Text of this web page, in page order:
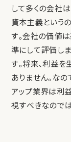
して多くの会社
資本主義という
す。会社の価値
準にして評価し
す。将来、利益
ありません。な
アップ業界は利
視すべきなのでは